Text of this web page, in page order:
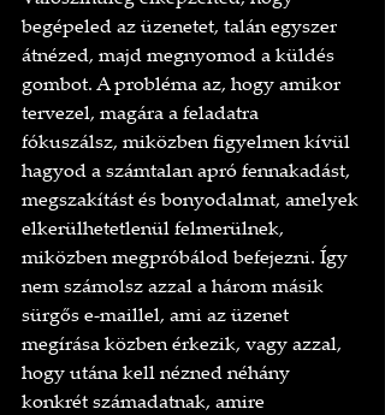
begépeled az üzenetet, talán egyszer
átnézed, majd megnyomod a küldés
gombot. A probléma az, hogy amikor
tervezel, magára a feladatra
fókuszálsz, miközben figyelmen kívül
hagyod a számtalan apró fennakadást,
megszakítást és bonyodalmat, amelyek
elkerülhetetlenül felmerülnek,
miközben megpróbálod befejezni. Így
nem számolsz azzal a három másik
sürgős e-maillel, ami az üzenet
megírása közben érkezik, vagy azzal,
hogy utána kell nézned néhány
konkrét számadatnak, amire